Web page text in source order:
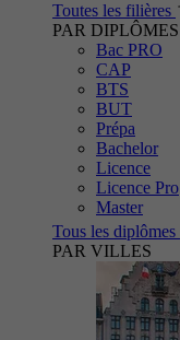
Toutes les filières
PAR DIPLÔMES
Bac PRO
CAP
BTS
BUT
Prépa
Bachelor
Licence
Licence Pro
Master
Tous les diplômes
PAR VILLES